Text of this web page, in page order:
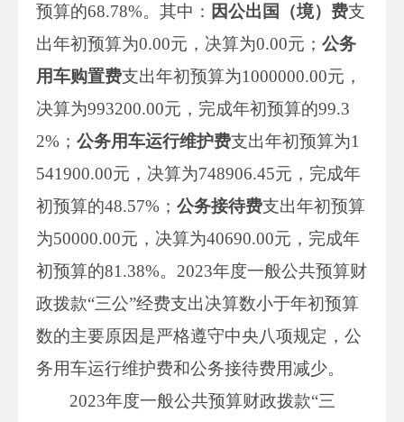
预算的68.78%。其中： 因公出国（境）费支
出年初预算为0.00元，决算为0.00元； 公务
用车购置费支出年初预算为1000000.00元，
决算为993200.00元，完成年初预算的99.3
2%； 公务用车运行维护费支出年初预算为1
541900.00元，决算为748906.45元，完成年
初预算的48.57%； 公务接待费支出年初预算
为50000.00元，决算为40690.00元，完成年
初预算的81.38%。2023年度一般公共预算财
政拨款“三公”经费支出决算数小于年初预算
数的主要原因是严格遵守中央八项规定，公
务用车运行维护费和公务接待费用减少。
2023年度一般公共预算财政拨款“三